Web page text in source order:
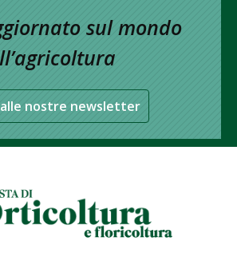
sul mondo
nostre newsletter